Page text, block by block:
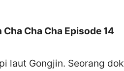
Cha Cha Episode 14
laut Gongjin. Seorang